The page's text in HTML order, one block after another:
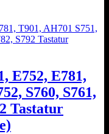
E752, E781,
S760, S761,
Tastatur